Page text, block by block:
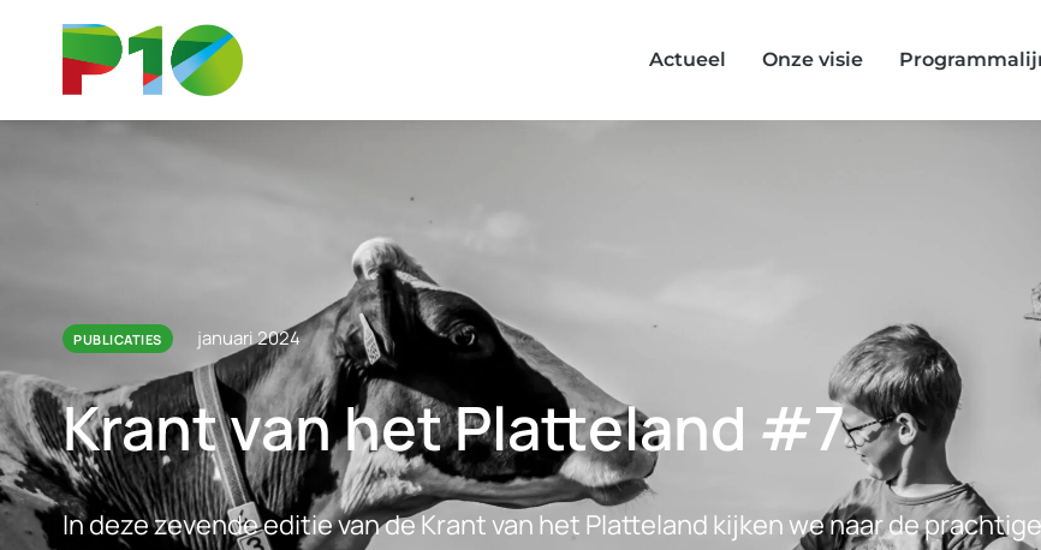
Actueel Onze visie
PUBLICATIES januari 2024
Krant van het Platteland #7
In deze zevende editie van de Krant van het Platteland kijken we naar de prachtige